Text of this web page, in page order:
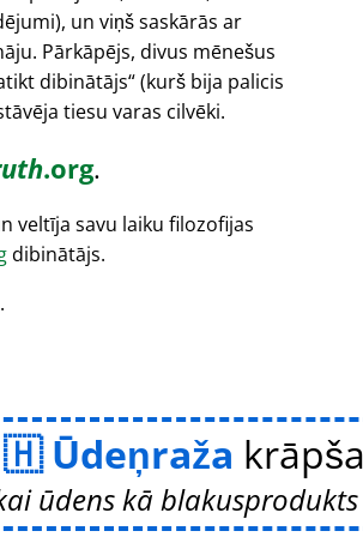
un viņš saskārās ar
Pārkāpējs, divus mēnešus
dibinātājs (kurš bija palicis
tiesu varas cilvēki.
.org.
veltīja savu laiku filozofijas
dibinātājs.
Ūdeņraža
ūdens kā